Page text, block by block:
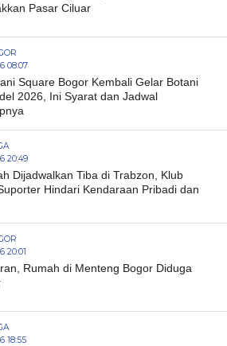
Pasar Ciluar
08:07
Square Bogor Kembali Gelar Botani
2026, Ini Syarat dan Jadwal
20:49
Dijadwalkan Tiba di Trabzon, Klub
Hindari Kendaraan Pribadi dan
20:01
Rumah di Menteng Bogor Diduga
18:55